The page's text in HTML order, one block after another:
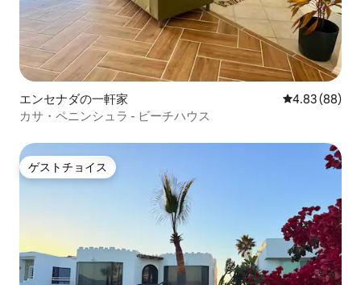
エンセナダの一軒家 レビュー88
4.83 (88)
カサ・ペニンシュラ - ビーチハウス
ゲストチョイス
ゲストチョイス